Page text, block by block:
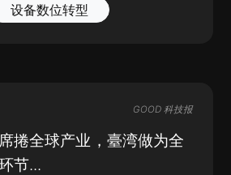
设备数位转型
GOOD 科技报
捲全球产业，臺湾做为全
节...